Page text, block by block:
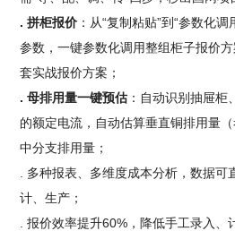
. 拼柜报价 ：从“复制粘贴”到“参数化
参数，一键参数化调用整组柜子报价
套实战报价方案；
. 母排用量一键预估 ：自动识别抽屉
的额定电流，自动估算垂直铜排用量
中分支排用量；
. 多种报表、多维度成本分析，数据
计、生产；
. 报价效率提升60%，降低手工录入、